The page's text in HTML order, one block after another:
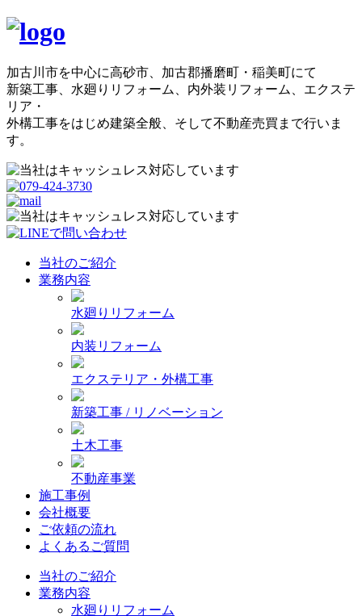
加古川市を中心に高砂市、加古郡播磨町・稲美町にて
新築工事、水廻りリフォーム、内外装リフォーム、エクステ
リア・
外構工事をはじめ建築全般、そして不動産売買まで行いま
す。
当社のご紹介
業務内容
水廻りリフォーム
内装リフォーム
エクステリア・外構工事
新築工事 / リノベーション
土木工事
不動産事業
施工事例
会社概要
ご依頼の流れ
よくあるご質問
当社のご紹介
業務内容
水廻りリフォーム